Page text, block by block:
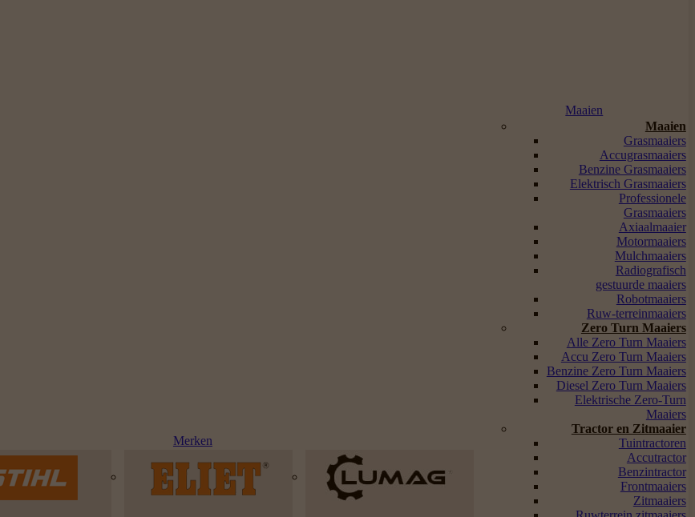
Merken
Maaien
Maaien
Grasmaaiers
Accugrasmaaiers
Benzine Grasmaaiers
Elektrisch Grasmaaiers
Professionele
Grasmaaiers
Axiaalmaaier
Motormaaiers
Mulchmaaiers
Radiografisch
gestuurde maaiers
Robotmaaiers
Ruw-terreinmaaiers
Zero Turn Maaiers
Alle Zero Turn Maaiers
Accu Zero Turn Maaiers
Benzine Zero Turn Maaiers
Diesel Zero Turn Maaiers
Elektrische Zero-Turn
Maaiers
Tractor en Zitmaaier
Tuintractoren
Accutractor
Benzintractor
Frontmaaiers
Zitmaaiers